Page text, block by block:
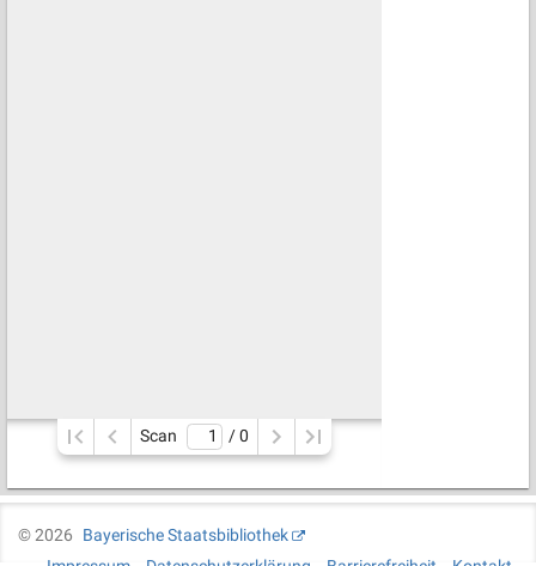
Scan / 0
©2026
Bayerische Staatsbibliothek